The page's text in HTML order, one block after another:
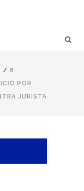
/ 8
POR
JURISTA